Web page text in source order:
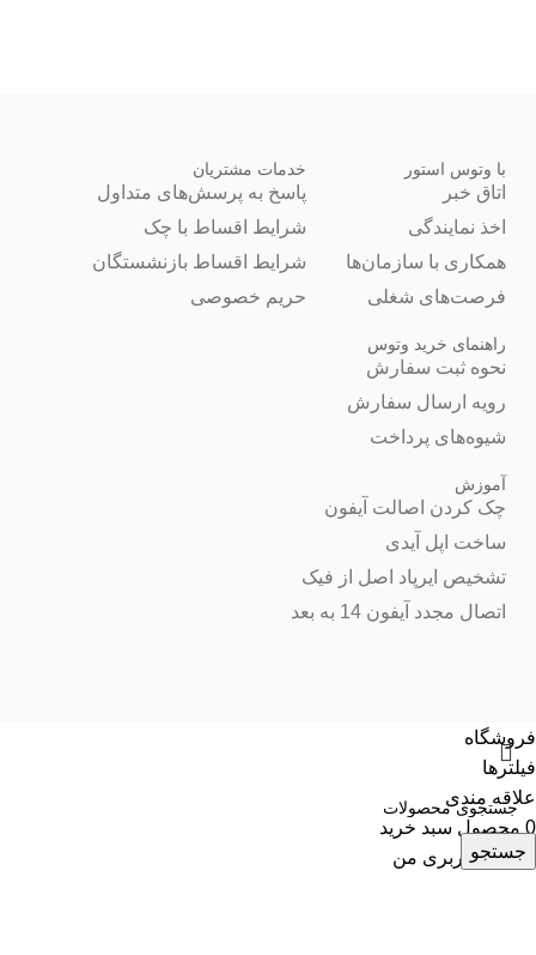
با وتوس استور
اتاق خبر
اخذ نمایندگی
همکاری با سازمان‌ها
فرصت‌های شغلی
خدمات مشتریان
پاسخ به پرسش‌های متداول
شرایط اقساط با چک
شرایط اقساط بازنشستگان
حریم خصوصی
راهنمای خرید وتوس
نحوه ثبت سفارش
رویه ارسال سفارش
شیوه‌های پرداخت
آموزش
چک کردن اصالت آیفون
ساخت اپل آیدی
تشخیص ایرپاد اصل از فیک
اتصال مجدد آیفون 14 به بعد
جستجو
فروشگاه
فیلترها
علاقه مندی
0 محصول سبد خرید
حساب کاربری من